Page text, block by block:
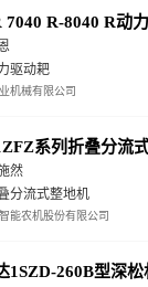
7040 R-8040 R动
驱动耙
机械有限公司
系列折叠分流
然
分流式整地机
能农机股份有限公司
1SZD-260B型深松